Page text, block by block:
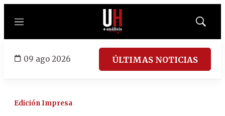
Menú
Mostrar
09 ago 2026 ÚLTIMAS NOTICIAS
Edición Impresa